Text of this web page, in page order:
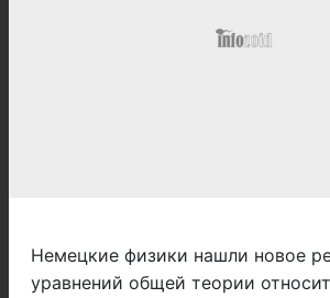
Немецкие физики нашли новое
уравнений общей теории